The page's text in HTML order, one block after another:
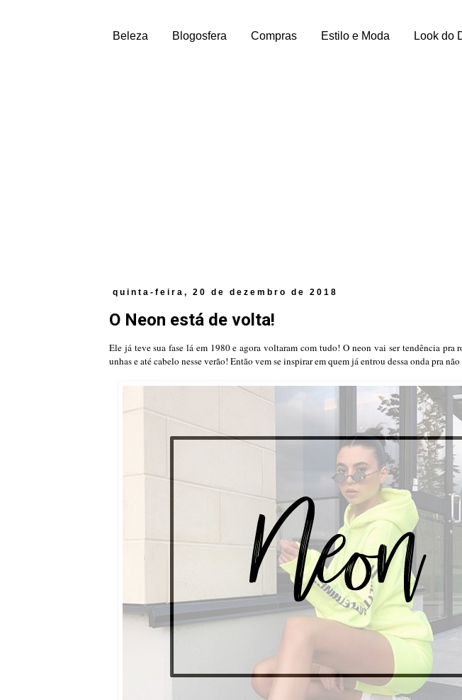
Beleza Blogosfera Compras Estilo e Moda Look do
quinta-feira, 20 de dezembro de 2018
O Neon está de volta!
Ele já teve sua fase lá em 1980 e agora voltaram com tudo! O neon vai ser tendência pra
unhas e até cabelo nesse verão! Então vem se inspirar em quem já entrou dessa onda pra